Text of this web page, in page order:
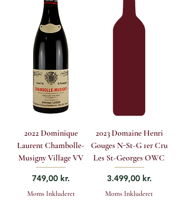
2022 Dominique
Laurent Chambolle-
Musigny Village VV
Pris
749,00 kr.
Moms Inkluderet
2023 Domaine Henri
Gouges N-St-G 1er Cru
Les St-Georges OWC
Pris
3.499,00 kr.
Moms Inkluderet